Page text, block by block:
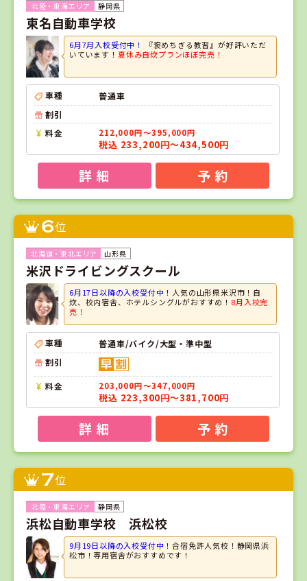
静岡県
東名自動車学校
6月7月入校受付中！
『褒めちぎる教習』が好評いただ
いています！ 夏休み自炊プランほぼ完売！
車種
普通車
割引
料金
212,000円～395,000円
税込 233,200円～434,500円
詳 細 予 約
6位
山形県
米沢ドライビングスクール
6月17日以降の入校受付中！ 人気の山形県米沢市！自
炊、校内宿舎、ホテルシングルがおすすめ！ 8月入校完
売！
車種
普通車/バイク/大型・準中型
割引
料金 203,000円～347,000円
税込 223,300円～381,700円
詳 細 予 約
7位
静岡県
浜松自動車学校 浜松校
9月19日以降の入校受付中！合宿免許人気校！静岡県浜
松市！専用宿舎がおすすめです！